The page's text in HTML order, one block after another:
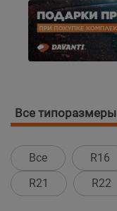
Все типоразмеры
Все R16
R21
R22